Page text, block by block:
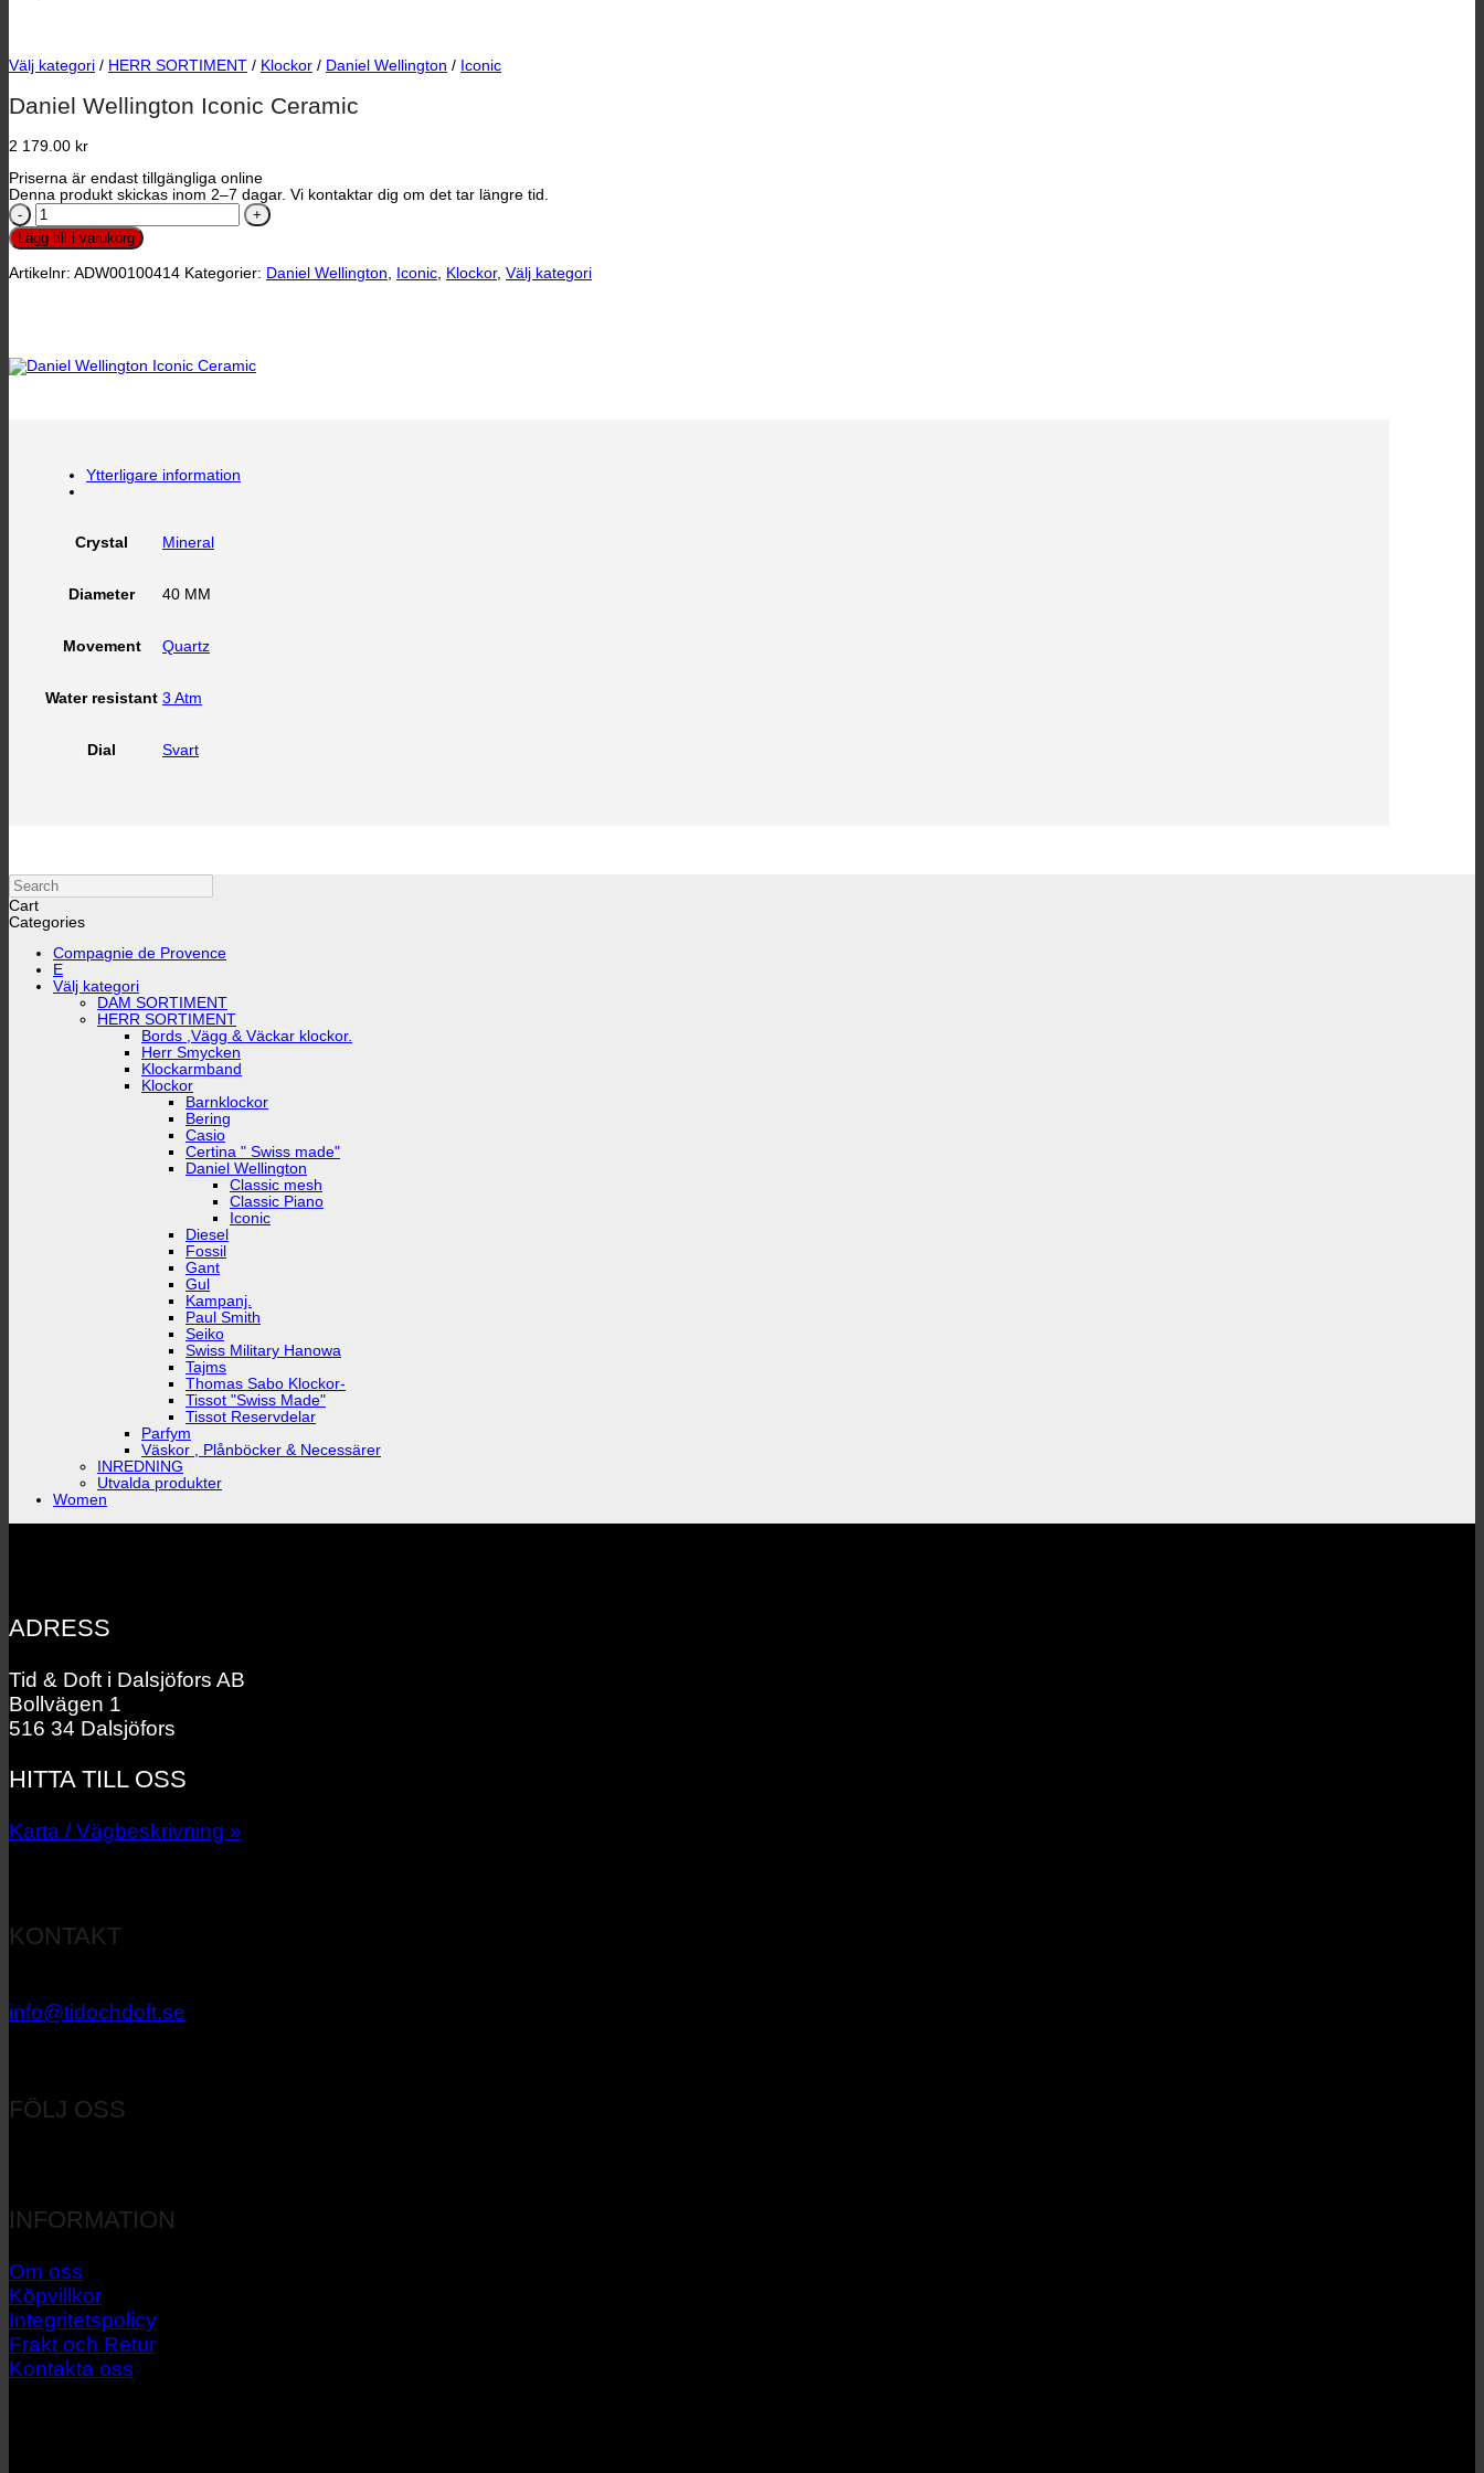
Välj kategori / HERR SORTIMENT / Klockor / Daniel Wellington / Iconic
Daniel Wellington Iconic Ceramic
2 179.00 kr
Priserna är endast tillgängliga online
Denna produkt skickas inom 2–7 dagar. Vi kontaktar dig om det tar längre tid.
Daniel
Wellington
Iconic
mängd
Lägg till i varukorg
Artikelnr: ADW00100414 Kategorier: Daniel Wellington Iconic Klockor, Välj kategori
Ytterligare information
Crystal Mineral
Diameter 40 MM
Movement Quartz
Water resistant 3 Atm
Dial Svart
Search
Cart
Categories
Compagnie de Provence
E
Välj kategori
DAM SORTIMENT
HERR SORTIMENT
Bords ,Vägg & Väckar klockor.
Herr Smycken
Klockarmband
Klockor
Barnklockor
Bering
Casio
Certina " Swiss made"
Daniel Wellington
Classic mesh
Classic Piano
Iconic
Diesel
Fossil
Gant
Gul
Kampanj.
Paul Smith
Seiko
Swiss Military Hanowa
Tajms
Thomas Sabo Klockor-
Tissot "Swiss Made"
Tissot Reservdelar
Parfym
Väskor , Plånböcker & Necessärer
INREDNING
Utvalda produkter
Women
ADRESS
Tid & Doft i Dalsjöfors AB
Bollvägen 1
516 34 Dalsjöfors
HITTA TILL OSS
Karta / Vägbeskrivning »
KONTAKT
info@tidochdoft.se
FÖLJ OSS
INFORMATION
Om oss
Köpvillkor
Integritetspolicy
Frakt och Retur
Kontakta oss